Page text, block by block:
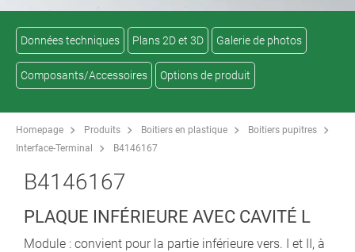
Données techniques Plans 2D et 3D Galerie de photos
Composants/Accessoires Options de produit
Homepage Produits Boitiers en plastique
Boitiers pupitres
Interface-Terminal
B4146167
B4146167
PLAQUE INFÉRIEURE AVEC CAVITÉ L
Module : convient pour la partie inférieure vers. I et II, à